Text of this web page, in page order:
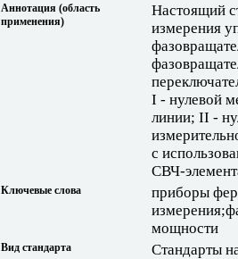
Аннотация (область
применения)
Настоящий
измерения
I - нулевой
линии; II -
с
СВЧ-
Ключевые слова
приборы
мощности
Вид стандарта Стандарты